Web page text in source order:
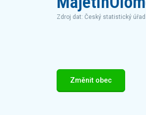
Zdroj dat: Český statistický úřad
Změnit obec